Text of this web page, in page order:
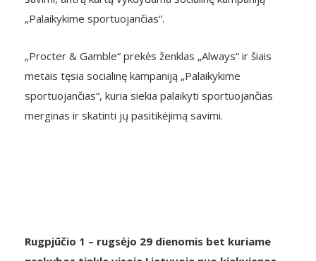
„Palaikykime sportuojančias“.
„Procter & Gamble“ prekės ženklas „Always“ ir šiais
metais tęsia socialinę kampaniją „Palaikykime
sportuojančias“, kuria siekia palaikyti sportuojančias
merginas ir skatinti jų pasitikėjimą savimi.
Rugpjūčio 1 – rugsėjo 29 dienomis bet kuriame